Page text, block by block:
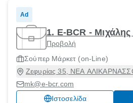
Ad
1. E-BCR -
Προβολή
Σούπερ Μάρκετ (on-Line)
Ζεφυρίας 35, ΝΕΑ
mk@e-bcr.com
Ιστοσελίδα